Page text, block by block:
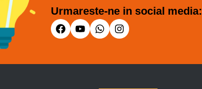
Urmareste-ne in social media: